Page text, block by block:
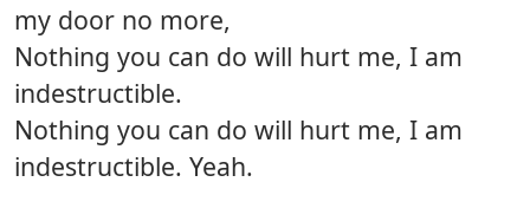
my door no more,
Nothing you can do will hurt me, I am
indestructible.
Nothing you can do will hurt me, I am
indestructible. Yeah.